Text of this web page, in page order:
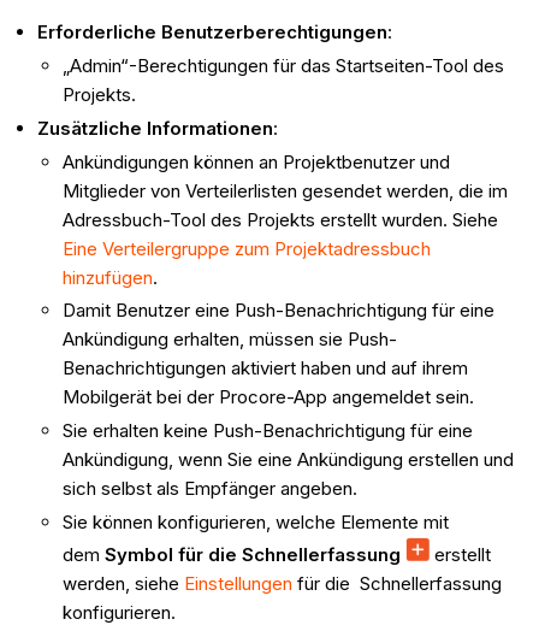
Erforderliche Benutzerberechtigungen:
„Admin“-Berechtigungen für das Startseiten-Tool des
Projekts.
Zusätzliche Informationen:
Ankündigungen können an Projektbenutzer und
Mitglieder von Verteilerlisten gesendet werden, die im
Adressbuch-Tool des Projekts erstellt wurden. Siehe
Eine Verteilergruppe zum Projektadressbuch
hinzufügen.
Damit Benutzer eine Push-Benachrichtigung für eine
Ankündigung erhalten, müssen sie Push-
Benachrichtigungen aktiviert haben und auf ihrem
Mobilgerät bei der Procore-App angemeldet sein.
Sie erhalten keine Push-Benachrichtigung für eine
Ankündigung, wenn Sie eine Ankündigung erstellen und
sich selbst als Empfänger angeben.
Sie können konfigurieren, welche Elemente mit
demSymbol für die Schnellerfassung
erstellt
werden, siehe Einstellungen für die Schnellerfassung
konfigurieren.